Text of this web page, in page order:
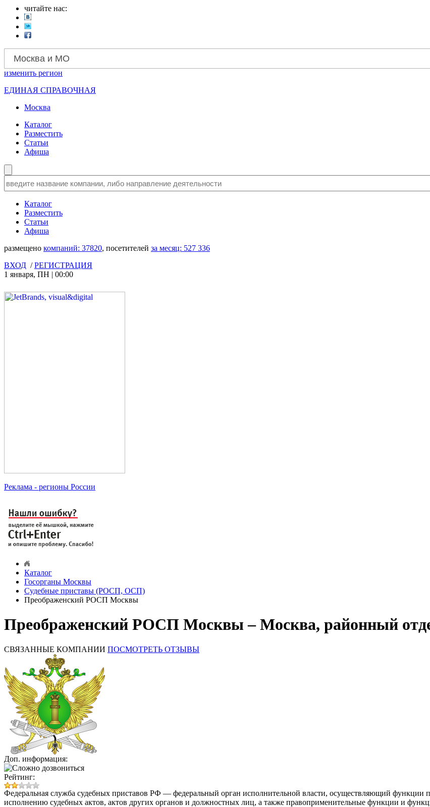
читайте нас:
Москва и МО
изменить регион
ЕДИНАЯ СПРАВОЧНАЯ
Москва
Каталог
Разместить
Статьи
Афиша
Каталог
Разместить
Статьи
Афиша
размещено компаний: 37820, посетителей за месяц: 527 336
ВХОД /РЕГИСТРАЦИЯ
1 января, ПН | 00:00
Реклама - регионы России
Каталог
Госорганы Москвы
Судебные приставы (РОСП, ОСП)
Преображенский РОСП Москвы
Преображенский РОСП Москвы – Москва, районный
СВЯЗАННЫЕ КОМПАНИИ ПОСМОТРЕТЬ ОТЗЫВЫ
Доп. информация:
Рейтинг:
Федеральная служба судебных приставов РФ — федеральный орган исполнительной власти, осуществляющий функции
исполнению судебных актов, актов других органов и должностных лиц, а также правоприменительные функции и